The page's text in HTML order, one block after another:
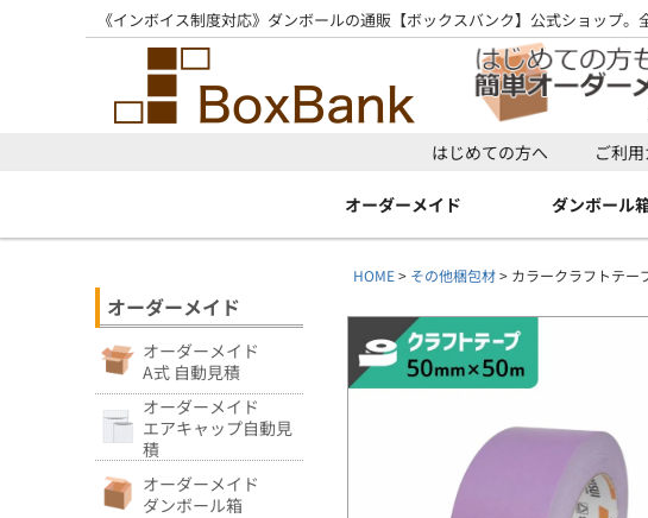
《インボイス制度対応》ダンボールの通販【ボックスバンク】公式ショップ
はじめての方へ ご利
オーダーメイド ダンボール
オーダーメイド
オーダーメイド
A式 自動見積
オーダーメイド
エアキャップ自動見
積
オーダーメイド
ダンボール箱
HOME その他梱包材 カラークラフトテ